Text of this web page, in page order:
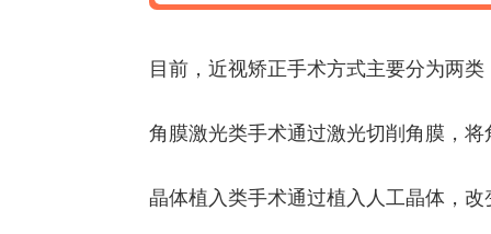
目前，近视矫正手术方式主要分为两类
角膜激光类手术通过激光切削角膜，
晶体植入类手术通过植入人工晶体，